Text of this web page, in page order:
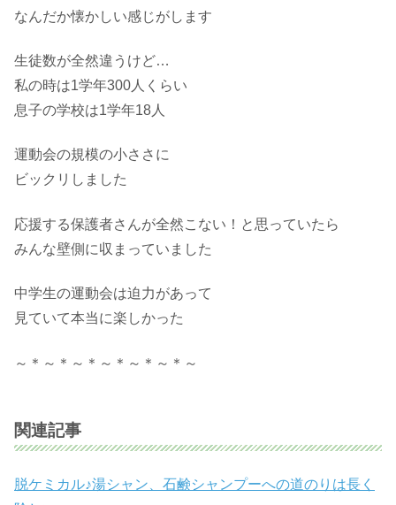
なんだか懐かしい感じがします
生徒数が全然違うけど…
私の時は1学年300人くらい
息子の学校は1学年18人
運動会の規模の小ささに
ビックリしました
応援する保護者さんが全然こない！と思っていたら
みんな壁側に収まっていました
中学生の運動会は迫力があって
見ていて本当に楽しかった
～＊～＊～＊～＊～＊～＊～
関連記事
脱ケミカル♪湯シャン、石鹸シャンプーへの道のりは長く